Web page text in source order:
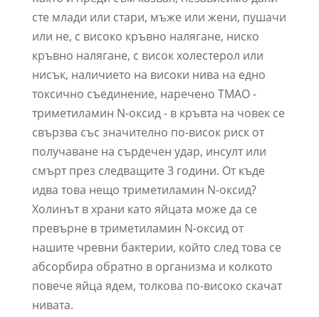
сте млади или стари, мъже или жени, пушачи
или не, с високо кръвно налягане, ниско
кръвно налягане, с висок холестерол или
нисък, наличието на високи нива на едно
токсично съединение, наречено TMAO -
триметиламин N-оксид - в кръвта на човек се
свързва със значително по-висок риск от
получаване на сърдечен удар, инсулт или
смърт през следващите 3 години. От къде
идва това нещо триметиламин N-оксид?
Холинът в храни като яйцата може да се
превърне в триметиламин N-оксид от
нашите чревни бактерии, който след това се
абсорбира обратно в организма и колкото
повече яйца ядем, толкова по-високо скачат
нивата.